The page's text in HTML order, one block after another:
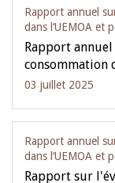
Rapport annuel
dans l‘UEMOA et
Rapport
consommation
03 juillet 2025
Rapport annuel
dans l‘UEMOA et
Rapport sur